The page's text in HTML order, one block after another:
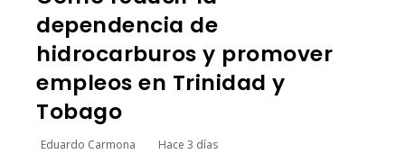
dependencia de
hidrocarburos y promover
empleos en Trinidad y
Tobago
Eduardo Carmona Hace 3 días